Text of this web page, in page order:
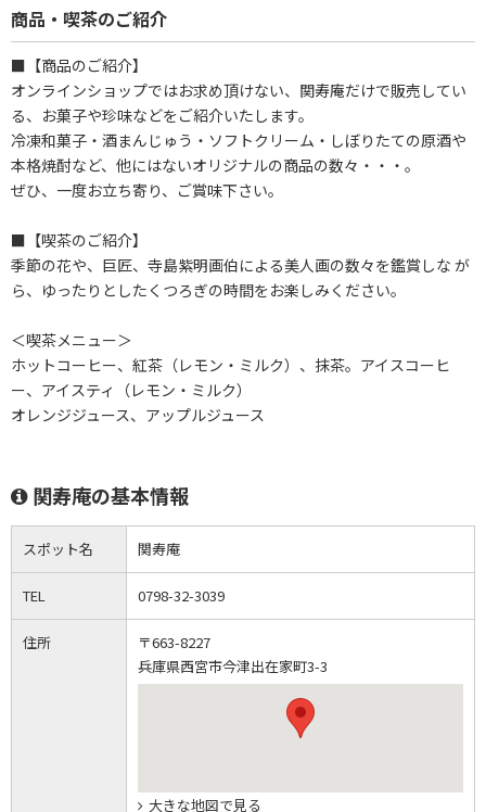
商品・喫茶のご紹介
■【商品のご紹介】
オンラインショップではお求め頂けない、関寿庵だけで販売してい
る、お菓子や珍味などをご紹介いたします。
冷凍和菓子・酒まんじゅう・ソフトクリーム・しぼりたての原酒や
本格焼酎など、他にはないオリジナルの商品の数々・・・。
ぜひ、一度お立ち寄り、ご賞味下さい。
■【喫茶のご紹介】
季節の花や、巨匠、寺島紫明画伯による美人画の数々を鑑賞しな が
ら、ゆったりとしたくつろぎの時間をお楽しみください。
＜喫茶メニュー＞
ホットコーヒー、紅茶（レモン・ミルク）、抹茶。アイスコーヒ
ー、アイスティ（レモン・ミルク）
オレンジジュース、アップルジュース
関寿庵の基本情報
スポット名 関寿庵
TEL 0798-32-3039
住所
〒663-8227
兵庫県西宮市今津出在家町3-3
大きな地図で見る